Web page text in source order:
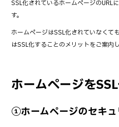
SSL化されているホームページのURL
す。
ホームページはSSL化されていなくて
はSSL化することのメリットをご案内し
ホームページを
①ホームページのセキュ